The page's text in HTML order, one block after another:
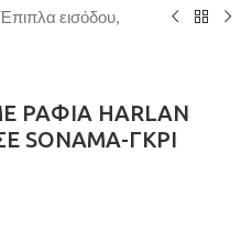
εισόδου,
ΡΑΦΙΑ HARLAN
SONAMA-ΓΚΡΙ